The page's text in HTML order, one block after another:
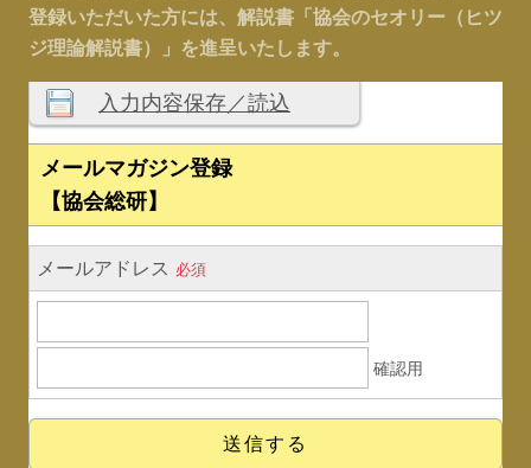
登録いただいた方には、解説書「協会のセオリー（ヒツ
ジ理論解説書）」を進呈いたします。